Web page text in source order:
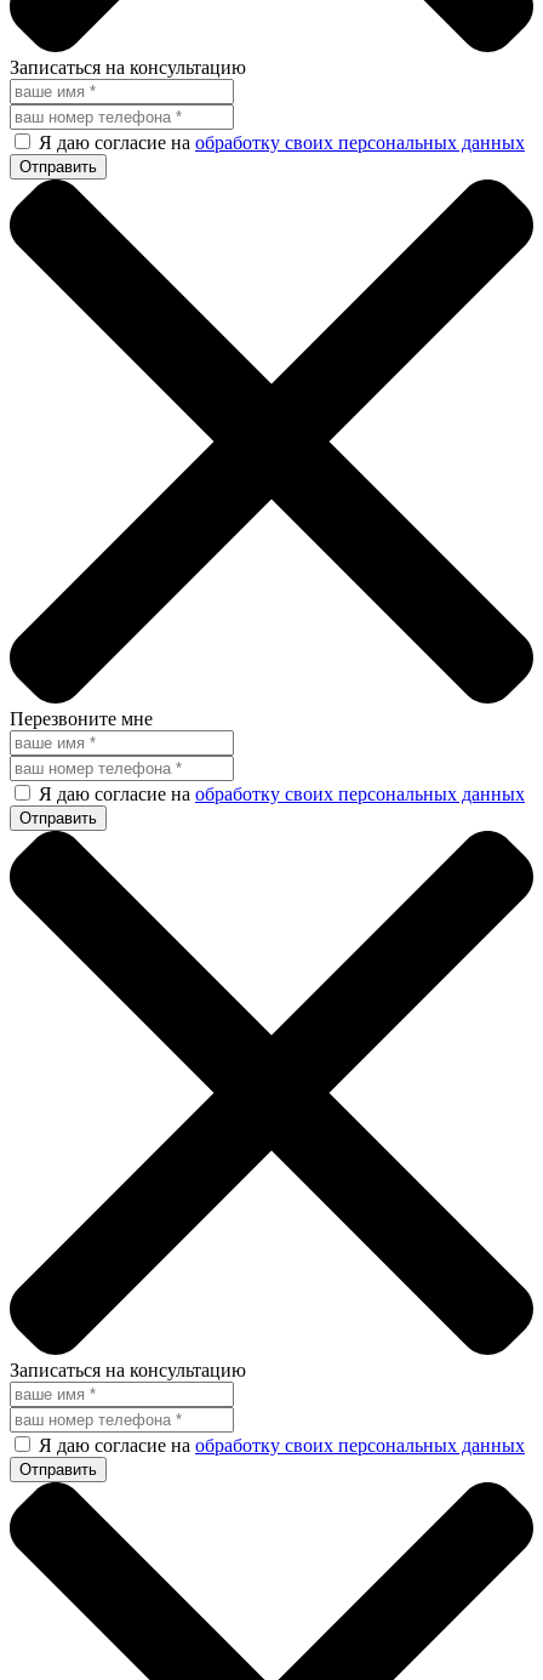
Записаться на консультацию
Я даю согласие на обработку своих персональных данных
Перезвоните мне
Я даю согласие на обработку своих персональных данных
Записаться на консультацию
Я даю согласие на обработку своих персональных данных